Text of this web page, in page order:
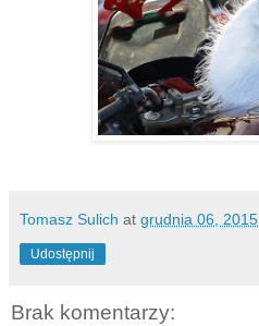
Tomasz Sulich at grudnia 06, 2015
Udostępnij
Brak komentarzy: